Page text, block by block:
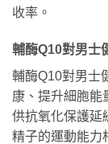
收率。
輔酶Q10對男士
輔酶Q10對男士
康、提升細胞能
供抗氧化保護延
精子的運動能力